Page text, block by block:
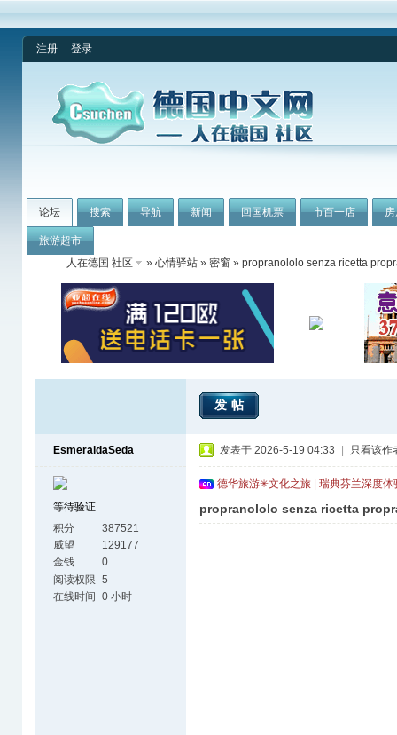
注册 登录
论坛 搜索 导航 新闻 回国机票 市百一店
旅游超市
人在德国 社区
» 心情驿站 » 密窗 » propranololo senza ricetta
发帖
EsmeraldaSeda
等待验证
积分
387521
威望
129177
金钱
0
阅读权限 5
在线时间 0 小时
发表于 2026-5-19 04:33 只看该作
德华旅游✳文化之旅 | 瑞典芬兰深度
propranololo senza ricetta